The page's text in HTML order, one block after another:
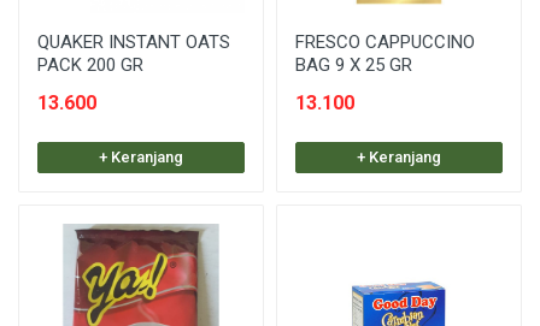
QUAKER INSTANT OATS
PACK 200 GR
13.600
+ Keranjang
FRESCO CAPPUCCINO
BAG 9 X 25 GR
13.100
+ Keranjang